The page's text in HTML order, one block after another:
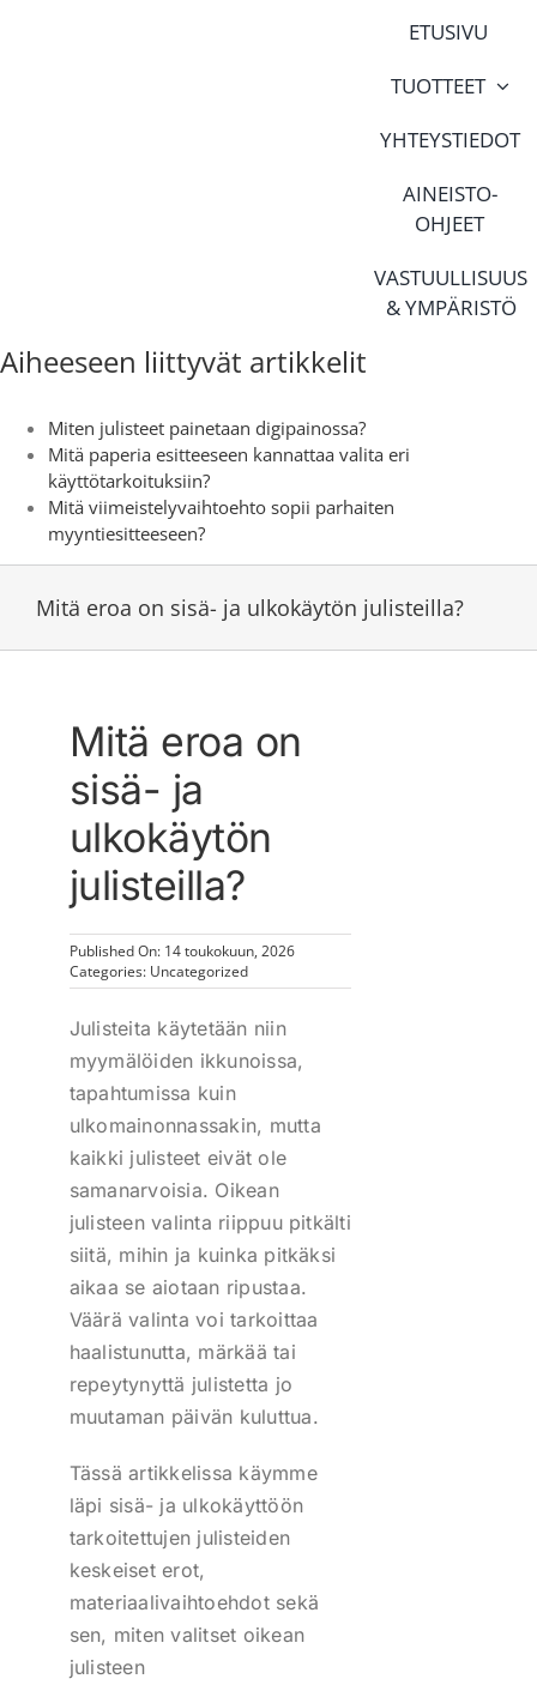
ETUSIVU
TUOTTEET
YHTEYSTIEDOT
AINEISTO-
OHJEET
VASTUULLISUUS
& YMPÄRISTÖ
Aiheeseen liittyvät artikkelit
Miten julisteet painetaan digipainossa?
Mitä paperia esitteeseen kannattaa valita eri
käyttötarkoituksiin?
Mitä viimeistelyvaihtoehto sopii parhaiten
myyntiesitteeseen?
Mitä eroa on sisä- ja ulkokäytön julisteilla?
Mitä eroa on
sisä- ja
ulkokäytön
julisteilla?
Published On: 14 toukokuun, 2026
Categories: Uncategorized
Julisteita käytetään niin
myymälöiden ikkunoissa,
tapahtumissa kuin
ulkomainonnassakin, mutta
kaikki julisteet eivät ole
samanarvoisia. Oikean
julisteen valinta riippuu pitkälti
siitä, mihin ja kuinka pitkäksi
aikaa se aiotaan ripustaa.
Väärä valinta voi tarkoittaa
haalistunutta, märkää tai
repeytynyttä julistetta jo
muutaman päivän kuluttua.
Tässä artikkelissa käymme
läpi sisä- ja ulkokäyttöön
tarkoitettujen julisteiden
keskeiset erot,
materiaalivaihtoehdot sekä
sen, miten valitset oikean
julisteen